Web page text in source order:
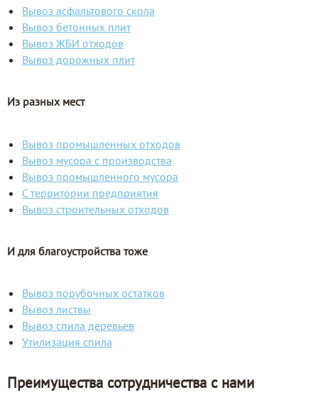
Вывоз асфальтового скола
Вывоз бетонных плит
Вывоз ЖБИ отходов
Вывоз дорожных плит
Из разных мест
Вывоз промышленных отходов
Вывоз мусора с производства
Вывоз промышленного мусора
С территории предприятия
Вывоз строительных отходов
И для благоустройства тоже
Вывоз порубочных остатков
Вывоз листвы
Вывоз спила деревьев
Утилизация спила
Преимущества сотрудничества с нами